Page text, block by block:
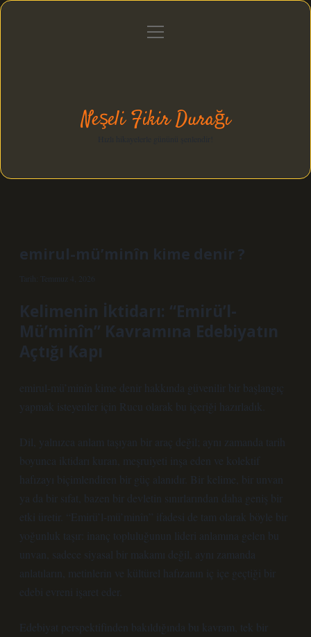
Gizlilik Politikası
menüyü
Neşeli Fikir Durağı
emirul-mü’minîn kime denir ?
Tarih: Temmuz 4, 2026
Kelimenin İktidarı: “Emirü’l-
Mü’minîn” Kavramına Edebiyatın
Açtığı Kapı
emirul-mü’minîn kime denir hakkında güvenilir bir başlangıç
yapmak isteyenler için Rucu olarak bu içeriği hazırladık.
Dil, yalnızca anlam taşıyan bir araç değil; aynı zamanda tarih
boyunca iktidarı kuran, meşruiyeti inşa eden ve kolektif
hafızayı biçimlendiren bir güç alanıdır. Bir kelime, bir unvan
ya da bir sıfat, bazen bir devletin sınırlarından daha geniş bir
etki üretir. “Emirü’l-mü’minîn” ifadesi de tam olarak böyle bir
yoğunluk taşır: inanç topluluğunun lideri anlamına gelen bu
unvan, sadece siyasal bir makamı değil, aynı zamanda
anlatıların, metinlerin ve kültürel hafızanın iç içe geçtiği bir
edebi evreni işaret eder.
Edebiyat perspektifinden bakıldığında bu kavram, tek bir